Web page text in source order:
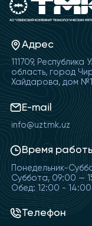
Адрес
111709,
область, город
Хайдарова, дом №1
E-mail
info@uztmk.uz
Время
Понедельник-
Суббота, 09:00 —
Обед: 12:00 - 14:00
Телефон